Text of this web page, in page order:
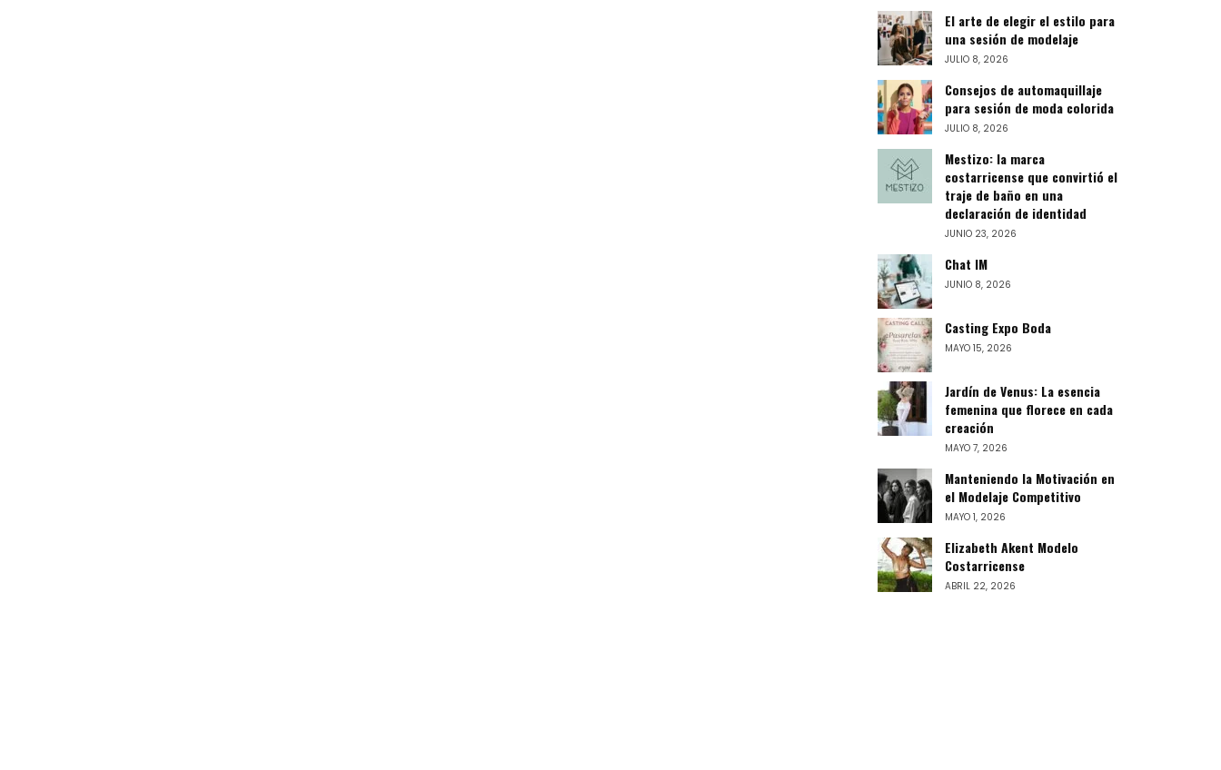
El arte de elegir el estilo para
una sesión de modelaje
JULIO 8, 2026
Consejos de automaquillaje
para sesión de moda colorida
JULIO 8, 2026
Mestizo: la marca
costarricense que convirtió el
traje de baño en una
declaración de identidad
JUNIO 23, 2026
Chat IM
JUNIO 8, 2026
Casting Expo Boda
MAYO 15, 2026
Jardín de Venus: La esencia
femenina que florece en cada
creación
MAYO 7, 2026
Manteniendo la Motivación en
el Modelaje Competitivo
MAYO 1, 2026
Elizabeth Akent Modelo
Costarricense
ABRIL 22, 2026